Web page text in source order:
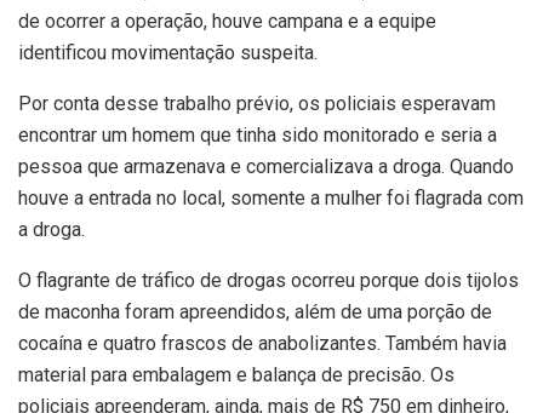
de ocorrer a operação, houve campana e a equipe
identificou movimentação suspeita.
Por conta desse trabalho prévio, os policiais esperavam
encontrar um homem que tinha sido monitorado e seria a
pessoa que armazenava e comercializava a droga. Quando
houve a entrada no local, somente a mulher foi flagrada com
a droga.
O flagrante de tráfico de drogas ocorreu porque dois tijolos
de maconha foram apreendidos, além de uma porção de
cocaína e quatro frascos de anabolizantes. Também havia
material para embalagem e balança de precisão. Os
policiais apreenderam, ainda, mais de R$ 750 em dinheiro,